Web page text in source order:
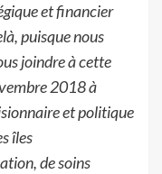
et financier
puisque nous
joindre à cette
2018 à
et politique
îles
de soins